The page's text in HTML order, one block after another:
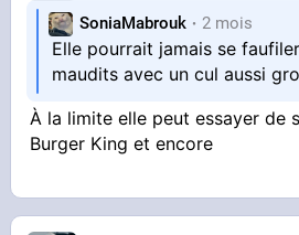
SoniaMabrouk 2 mois
Elle pourrait jamais se
maudits avec un cul aussi
À la limite elle peut essayer de
Burger King et encore